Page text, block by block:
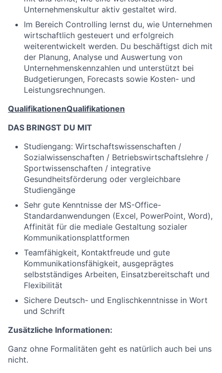
Unternehmenskultur aktiv gestaltet wird.
Im Bereich Controlling lernst du, wie Unternehmen
wirtschaftlich gesteuert und erfolgreich
weiterentwickelt werden. Du beschäftigst dich mit
der Planung, Analyse und Auswertung von
Unternehmenskennzahlen und unterstützt bei
Budgetierungen, Forecasts sowie Kosten- und
Leistungsrechnungen.
QualifikationenQualifikationen
DAS BRINGST DU MIT
Studiengang: Wirtschaftswissenschaften /
Sozialwissenschaften / Betriebswirtschaftslehre /
Sportwissenschaften / integrative
Gesundheitsförderung oder vergleichbare
Studiengänge
Sehr gute Kenntnisse der MS-Office-
Standardanwendungen (Excel, PowerPoint, Word),
Affinität für die mediale Gestaltung sozialer
Kommunikationsplattformen
Teamfähigkeit, Kontaktfreude und gute
Kommunikationsfähigkeit, ausgeprägtes
selbstständiges Arbeiten, Einsatzbereitschaft und
Flexibilität
Sichere Deutsch- und Englischkenntnisse in Wort
und Schrift
Zusätzliche Informationen:
Ganz ohne Formalitäten geht es natürlich auch bei uns
nicht.